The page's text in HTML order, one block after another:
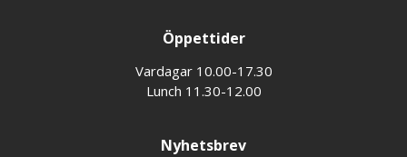
Öppettider
Vardagar 10.00-17.30
Lunch 11.30-12.00
Nyhetsbrev